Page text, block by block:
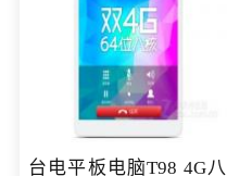
台电平板电脑T98 4G八